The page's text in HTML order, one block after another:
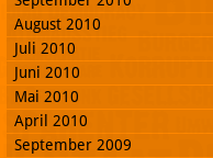
August 2010
Juli 2010
Juni 2010
Mai 2010
April 2010
September 2009